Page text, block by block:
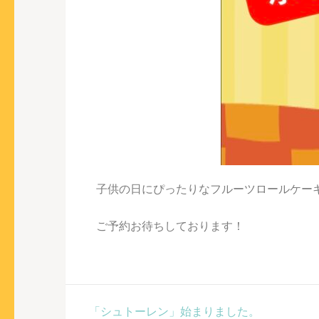
子供の日にぴったりなフルーツロールケー
ご予約お待ちしております！
「シュトーレン」始まりました。